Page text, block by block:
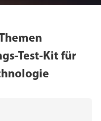
Test-Kit für